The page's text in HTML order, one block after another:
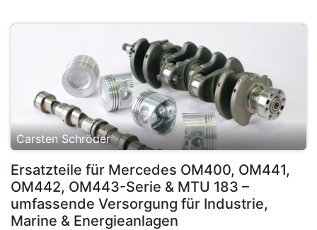
Carsten Schröder
Ersatzteile für Mercedes OM400, OM441,
OM442, OM443-Serie & MTU 183 –
umfassende Versorgung für Industrie,
Marine & Energieanlagen